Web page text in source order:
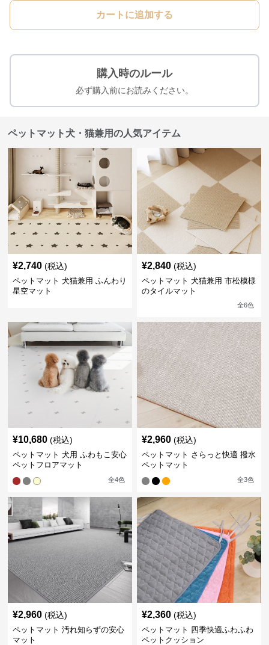
カートに追加する
購入時のルール
必ず購入前にお読みください。
ペットマット犬・猫兼用の人気アイテム
¥2,740 (税込)
ペットマット 犬猫兼用 ふんわり
星空マット
¥2,840 (税込)
ペットマット 犬猫兼用 市松模様
のタイルマット
全6色
¥10,680 (税込)
ペットマット 犬用 ふわもこ安心
ペットフロアマット
全4色
¥2,960 (税込)
ペットマット さらっと快適 撥水
ペットマット
全3色
¥2,960 (税込)
ペットマット 汚れ知らずの安心
マット
¥2,360 (税込)
ペットマット 四季快適ふわふわ
ペットクッション